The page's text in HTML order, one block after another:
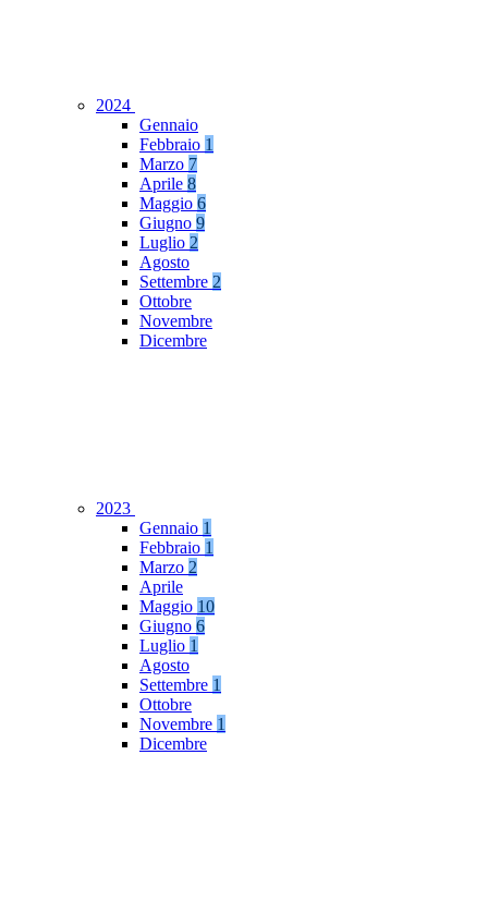
2024
Gennaio
Febbraio 1
Marzo 7
Aprile 8
Maggio 6
Giugno 9
Luglio 2
Agosto
Settembre 2
Ottobre
Novembre
Dicembre
2023
Gennaio 1
Febbraio 1
Marzo 2
Aprile
Maggio 10
Giugno 6
Luglio 1
Agosto
Settembre 1
Ottobre
Novembre 1
Dicembre